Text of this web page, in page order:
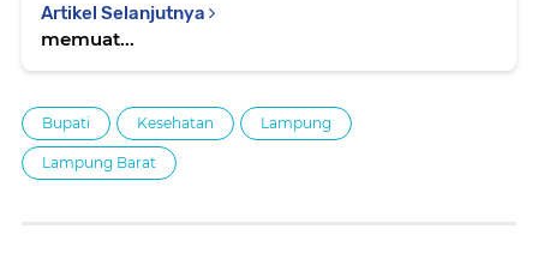
Artikel Selanjutnya
memuat...
Bupati Kesehatan Lampung
Lampung Barat